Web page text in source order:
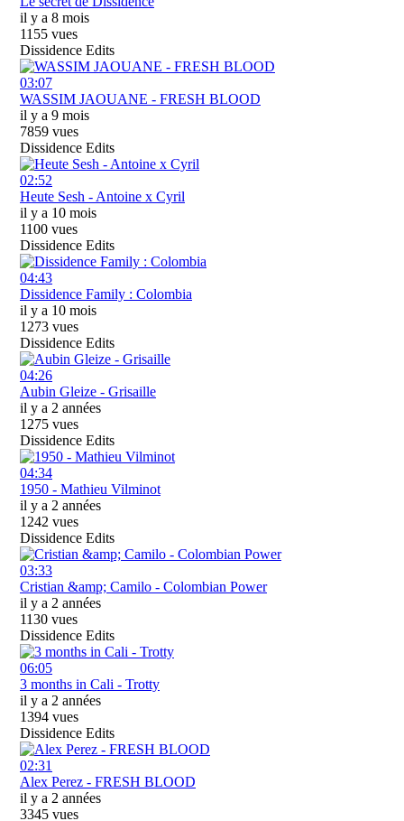
il y a 8 mois
1155 vues
Dissidence Edits
03:07
WASSIM JAOUANE - FRESH BLOOD
il y a 9 mois
7859 vues
Dissidence Edits
02:52
Heute Sesh - Antoine x Cyril
il y a 10 mois
1100 vues
Dissidence Edits
04:43
Dissidence Family : Colombia
il y a 10 mois
1273 vues
Dissidence Edits
04:26
Aubin Gleize - Grisaille
il y a 2 années
1275 vues
Dissidence Edits
04:34
1950 - Mathieu Vilminot
il y a 2 années
1242 vues
Dissidence Edits
03:33
Cristian &amp; Camilo - Colombian Power
il y a 2 années
1130 vues
Dissidence Edits
06:05
3 months in Cali - Trotty
il y a 2 années
1394 vues
Dissidence Edits
02:31
Alex Perez - FRESH BLOOD
il y a 2 années
3345 vues